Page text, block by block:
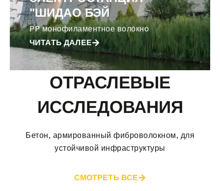
"ШИДАО БЭЙ
PP монофиламентное волокно
ЧИТАТЬ ДАЛЕЕ
ОТРАСЛЕВЫЕ
ИССЛЕДОВАНИЯ
Бетон, армированный фиброволокном, для
устойчивой инфраструктуры
СМОТРЕТЬ ВСЕ